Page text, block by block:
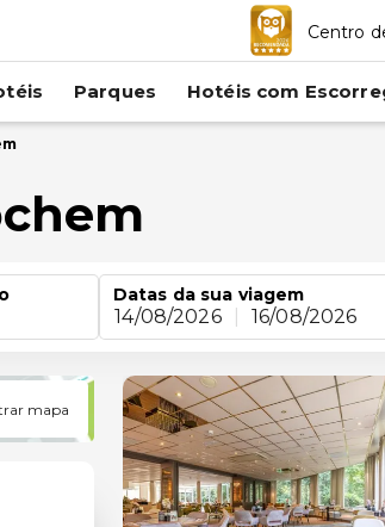
Centro
Parques Hotéis com
Datas da sua viagem
14/08/2026 16/08/2026
mapa